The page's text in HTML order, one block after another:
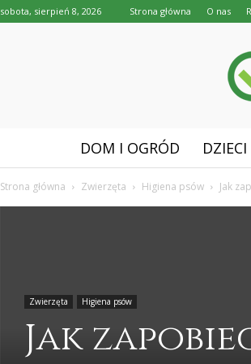
sobota, sierpień 8, 2026 Strona główna O nas
DOM I OGRÓD DZIECI
Strona główna Zwierzęta Higiena psów Jak
Zwierzęta Higiena psów
Jak